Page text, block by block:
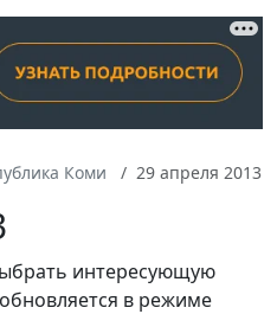
Коми 29 апреля 2013
интересующую
в режиме